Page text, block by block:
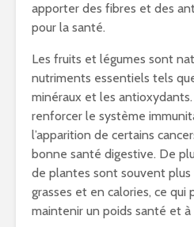
apporter des fibres et des
pour la santé.
Les fruits et légumes sont
nutriments essentiels tels
minéraux et les
renforcer le système
l’apparition de certains
bonne santé digestive. De
de plantes sont souvent
grasses et en calories, ce qui
maintenir un poids santé et à